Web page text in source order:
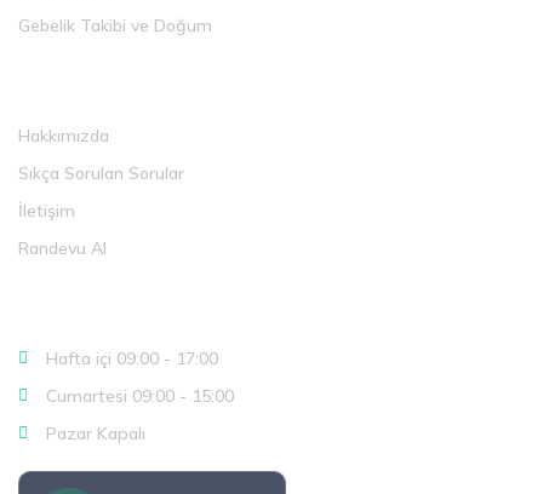
Gebelik Takibi ve Doğum
Hakkımızda
Sıkça Sorulan Sorular
İletişim
Randevu Al
Hafta içi 09:00 - 17:00
Cumartesi 09:00 - 15:00
Pazar Kapalı